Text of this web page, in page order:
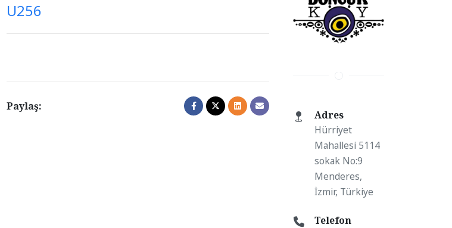
U256
Paylaş:
Adres
Hürriyet
Mahallesi 5114
sokak No:9
Menderes,
İzmir, Türkiye
Telefon